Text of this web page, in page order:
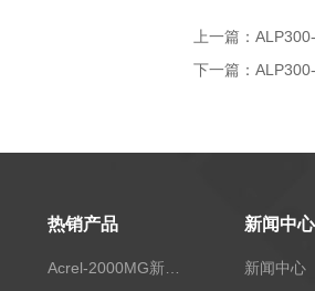
上一篇：
下一篇：
热销产品
Acrel-2000MG新能源消纳安科瑞微电网能量管理系统
新闻中心
新闻中心